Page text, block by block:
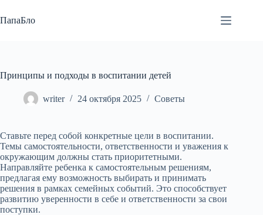
к
сути
ПапаБло
Принципы и подходы в воспитании детей
writer 24 октября 2025 Советы
Ставьте перед собой конкретные цели в воспитании.
Темы самостоятельности, ответственности и уважения к
окружающим должны стать приоритетными.
Направляйте ребенка к самостоятельным решениям,
предлагая ему возможность выбирать и принимать
решения в рамках семейных событий. Это способствует
развитию уверенности в себе и ответственности за свои
поступки.